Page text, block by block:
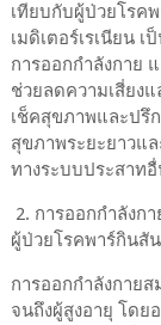
เทียบกับผู้ป่วยโรค
เมดิเตอร์เรเนียน
การออกกำลังกาย
ช่วยลดความเสี่ยง
เช็คสุขภาพและปรึ
สุขภาพระยะยาวแ
ทางระบบประสาท
2. การออกกำลังก
ผู้ป่วยโรคพาร์กินสัน
การออกกำลังกาย
จนถึงผู้สูงอายุ โดย